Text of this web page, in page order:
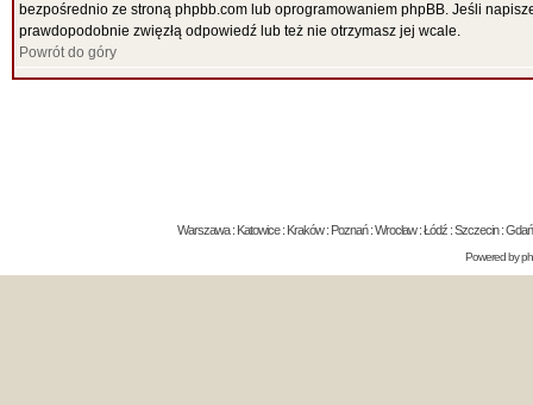
bezpośrednio ze stroną phpbb.com lub oprogramowaniem phpBB. Jeśli
prawdopodobnie zwięzłą odpowiedź lub też nie otrzymasz jej wcale.
Powrót do góry
Warszawa : Katowice : Kraków : Poznań : Wrocław : Łódź : Szczecin :
Powered by